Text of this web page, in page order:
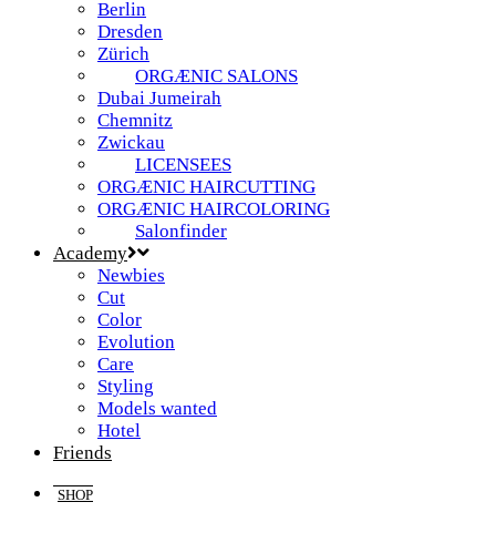
Berlin
Dresden
Zürich
ORGÆNIC SALONS
Dubai Jumeirah
Chemnitz
Zwickau
LICENSEES
ORGÆNIC HAIRCUTTING
ORGÆNIC HAIRCOLORING
Salonfinder
Academy
Newbies
Cut
Color
Evolution
Care
Styling
Models wanted
Hotel
Friends
SHOP